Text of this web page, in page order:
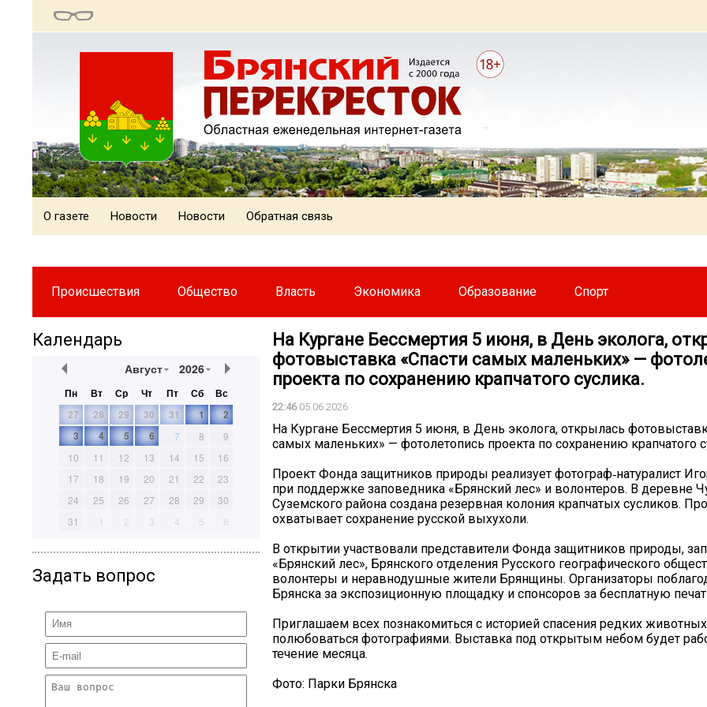
О газете Новости Новости Обратная связь
Происшествия Общество Власть Экономика Образование Спорт
Календарь
Август 2026
Пн Вт Ср Чт Пт Сб
Вс
27
28 29 30 31 1
2
3
4 5 6 7 8
9
10
11 12 13 14 15
16
17
18 19 20 21 22
23
24
25 26 27 28 29
30
31
1 2 3 4 5 6
Задать вопрос
На Кургане Бессмертия 5 июня, в День эколога,
фотовыставка «Спасти самых маленьких» —
проекта по сохранению крапчатого суслика.
22:4605.06.2026
На Кургане Бессмертия 5 июня, в День эколога, открылась
самых маленьких» — фотолетопись проекта по сохранению крапчатого
Проект Фонда защитников природы реализует фотограф‑натуралист
при поддержке заповедника «Брянский лес» и волонтеров. В деревне
Суземского района создана резервная колония крапчатых сусликов.
охватывает сохранение русской выхухоли.
В открытии участвовали представители Фонда защитников природы,
«Брянский лес», Брянского отделения Русского географического
волонтеры и неравнодушные жители Брянщины. Организаторы
Брянска за экспозиционную площадку и спонсоров за бесплатную
Приглашаем всех познакомиться с историей спасения редких
полюбоваться фотографиями. Выставка под открытым небом будет
течение месяца.
Фото: Парки Брянска